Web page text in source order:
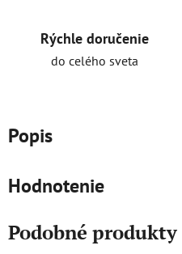
Rýchle doručenie
do celého sveta
Popis
Hodnotenie
Podobné produkty